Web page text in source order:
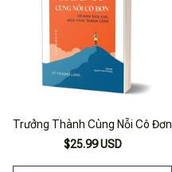
Trưởng Thành Cùng Nỗi Cô Đơn
$25.99 USD